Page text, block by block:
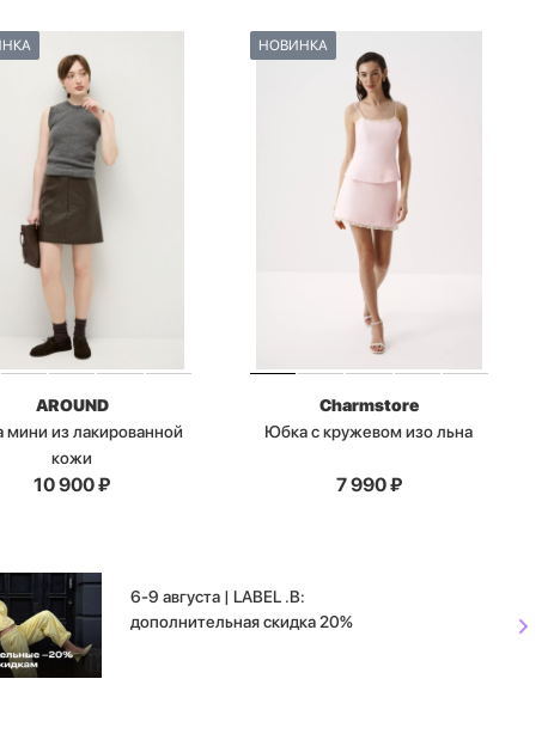
AROUND
мини из лакированной
кожи
10 900₽
НОВИНКА
Charmstore
Юбка с кружевом изо льна
7 990₽
6-9 августа | LABEL .B:
дополнительная скидка 20%